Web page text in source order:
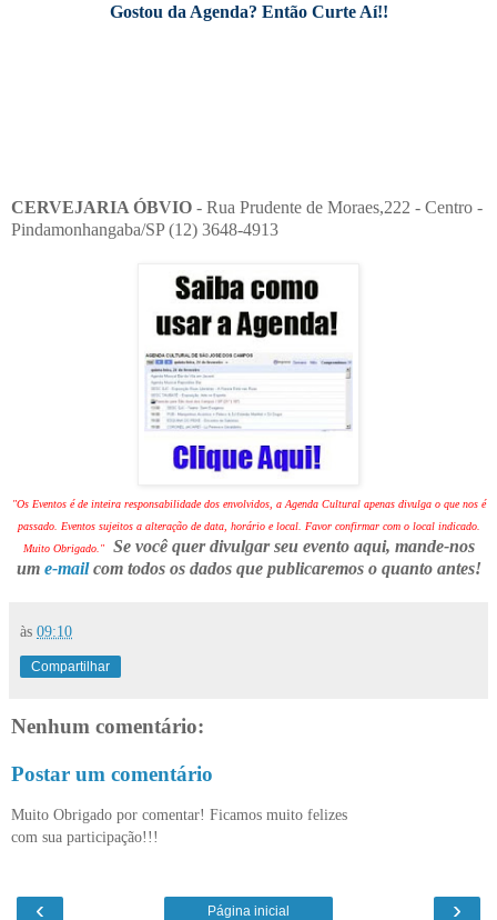
Gostou da Agenda? Então Curte Aí!!
CERVEJARIA ÓBVIO - Rua Prudente de Moraes,222 - Centro -
Pindamonhangaba/SP (12) 3648-4913
"Os Eventos é de inteira responsabilidade dos envolvidos, a Agenda Cultural apenas divulga o que nos é
passado. Eventos sujeitos a alteração de data, horário e local. Favor confirmar com o local indicado.
Muito Obrigado."
Se você quer divulgar seu evento aqui, mande-nos
um e-mailcom todos os dados que publicaremos o quanto antes!
às 09:10
Compartilhar
Nenhum comentário:
Postar um comentário
Muito Obrigado por comentar! Ficamos muito felizes
com sua participação!!!
‹ ›
Página inicial